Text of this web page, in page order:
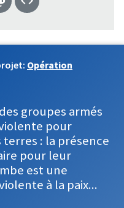
Opération
groupes armés
pour
: la présence
pour leur
est une
à la paix...